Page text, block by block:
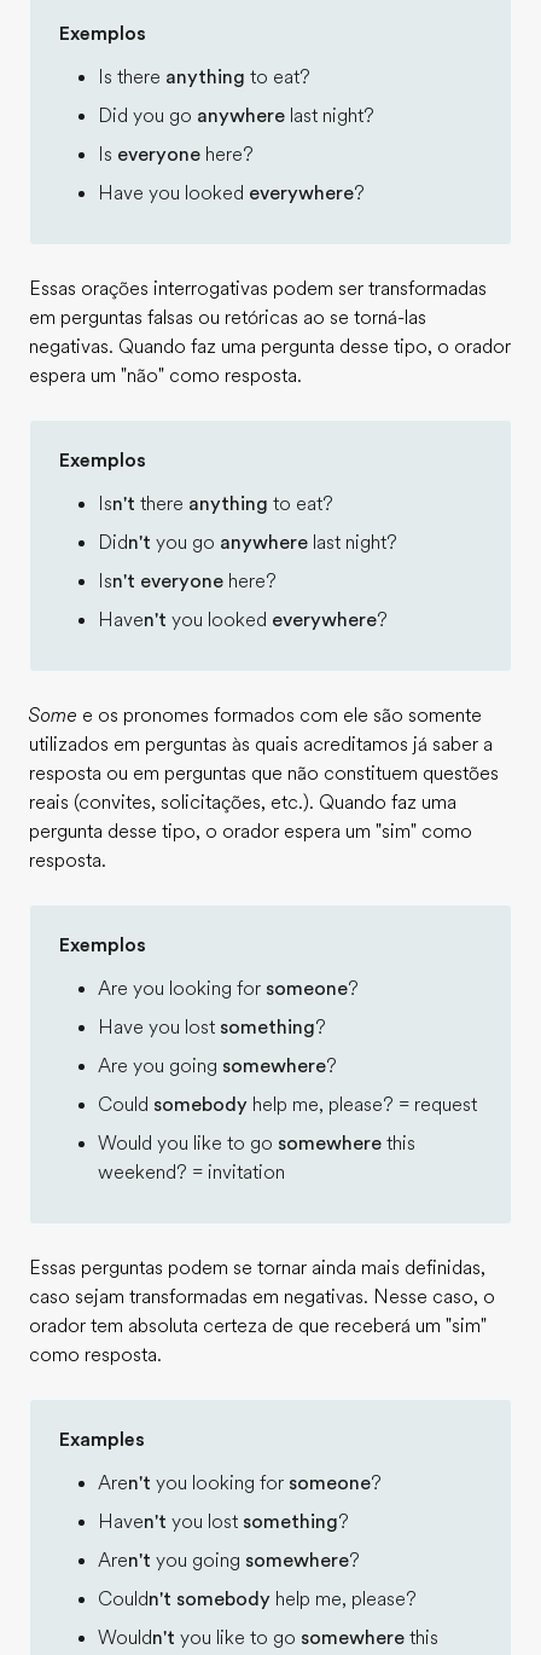
Exemplos
Is there anything to eat?
Did you go anywhere last night?
Is everyone here?
Have you looked everywhere?
Essas orações interrogativas podem ser transformadas
em perguntas falsas ou retóricas ao se torná-las
negativas. Quando faz uma pergunta desse tipo, o orador
espera um "não" como resposta.
Exemplos
Isn't there anything to eat?
Didn't you go anywhere last night?
Isn't everyone here?
Haven't you looked everywhere?
Some e os pronomes formados com ele são somente
utilizados em perguntas às quais acreditamos já saber a
resposta ou em perguntas que não constituem questões
reais (convites, solicitações, etc.). Quando faz uma
pergunta desse tipo, o orador espera um "sim" como
resposta.
Exemplos
Are you looking for someone?
Have you lost something?
Are you going somewhere?
Could somebody help me, please? = request
Would you like to go somewhere this
weekend? = invitation
Essas perguntas podem se tornar ainda mais definidas,
caso sejam transformadas em negativas. Nesse caso, o
orador tem absoluta certeza de que receberá um "sim"
como resposta.
Examples
Aren't you looking for someone?
Haven't you lost something?
Aren't you going somewhere?
Couldn't somebody help me, please?
Wouldn't you like to go somewhere this